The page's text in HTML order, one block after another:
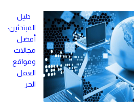
دليل
المبتدئين:
أفضل
مجالات
ومواقع
العمل
الحر